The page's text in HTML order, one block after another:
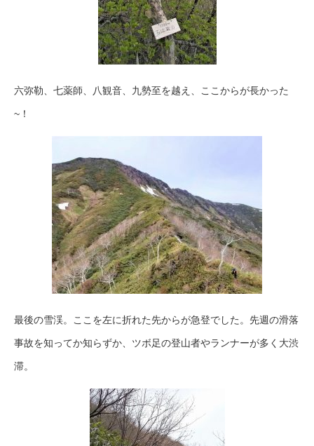
六弥勒、七薬師、八観音、九勢至を越え、ここからが長かった
~！
最後の雪渓。ここを左に折れた先からが急登でした。先週の滑落
事故を知ってか知らずか、ツボ足の登山者やランナーが多く大渋
滞。